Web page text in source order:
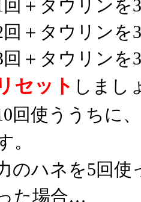
＋タウリンを
＋タウリンを
＋タウリンを
セット しまし
回使ううちに
。
のハネを5回
た場合…